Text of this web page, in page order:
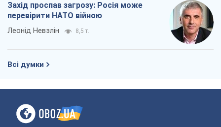
Захід проспав загрозу: Росія може
перевірити НАТО війною
Леонід Невзлін 8,5 т.
Всі думки